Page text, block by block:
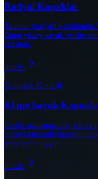
Radyal Kapaklar
Tambur (radyal) kapaklarda
Baraj yüzey savak ve dip
çözümü.
İncele
Otomatik Kontrol
Klape Savak
Lastik sızdırmazlıklı, tek ve
yüzeyi otomatik kontrolü
projelerine uygun.
İncele